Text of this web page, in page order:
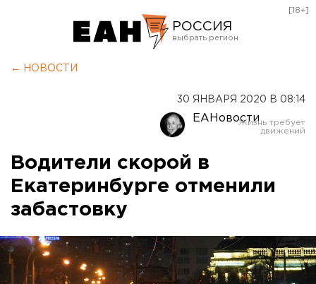
РОССИЯ
Оренбург
[18+]
← НОВОСТИ
30 ЯНВАРЯ 2020 В 08:14
ЕАНовости
Водители скорой в
Екатеринбурге отменили
забастовку